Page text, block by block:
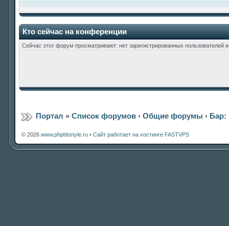
Кто сейчас на конференции
Сейчас этот форум просматривают: нет зарегистрированных пользователей и
Портал »Список форумов ‹Общие форумы ‹ Бар:
© 2026 www.phpbbstyle.ru • Сайт работает на хостинге FASTVPS